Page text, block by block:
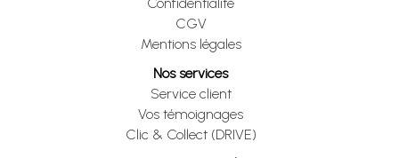
CGV
Mentions légales
Nos services
Service client
Vos témoignages
Clic & Collect (DRIVE)